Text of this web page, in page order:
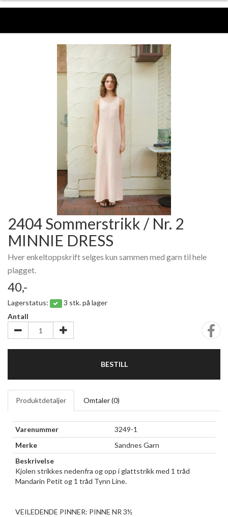
2404 Sommerstrikk / Nr. 2
MINNIE DRESS
Hver enkeltoppskrift selges kun sammen med garn til hele
plagget.
40,-
Lagerstatus:
3 stk. på lager
Antall
BESTILL
Produktdetaljer Omtaler (0)
Varenummer
3249-1
Merke
Sandnes Garn
Beskrivelse
Kjolen strikkes nedenfra og opp i glattstrikk med 1 tråd
Mandarin Petit og 1 tråd Tynn Line.
VEILEDENDE PINNER: PINNE NR 3½